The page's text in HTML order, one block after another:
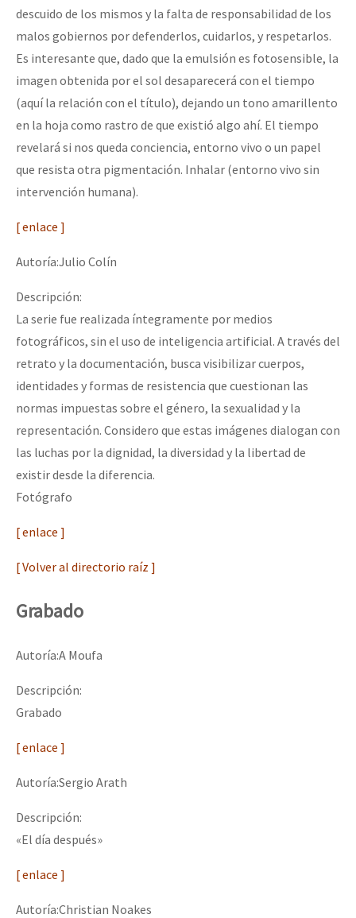
descuido de los mismos y la falta de responsabilidad de los
malos gobiernos por defenderlos, cuidarlos, y respetarlos.
Es interesante que, dado que la emulsión es fotosensible, la
imagen obtenida por el sol desaparecerá con el tiempo
(aquí la relación con el título), dejando un tono amarillento
en la hoja como rastro de que existió algo ahí. El tiempo
revelará si nos queda conciencia, entorno vivo o un papel
que resista otra pigmentación. Inhalar (entorno vivo sin
intervención humana).
[ enlace ]
Autoría:Julio Colín
Descripción:
La serie fue realizada íntegramente por medios
fotográficos, sin el uso de inteligencia artificial. A través del
retrato y la documentación, busca visibilizar cuerpos,
identidades y formas de resistencia que cuestionan las
normas impuestas sobre el género, la sexualidad y la
representación. Considero que estas imágenes dialogan con
las luchas por la dignidad, la diversidad y la libertad de
existir desde la diferencia.
Fotógrafo
[ enlace ]
[ Volver al directorio raíz ]
Grabado
Autoría:A Moufa
Descripción:
Grabado
[ enlace ]
Autoría:Sergio Arath
Descripción:
«El día después»
[ enlace ]
Autoría:Christian Noakes